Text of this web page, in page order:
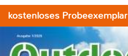
kostenloses Probeexemplar